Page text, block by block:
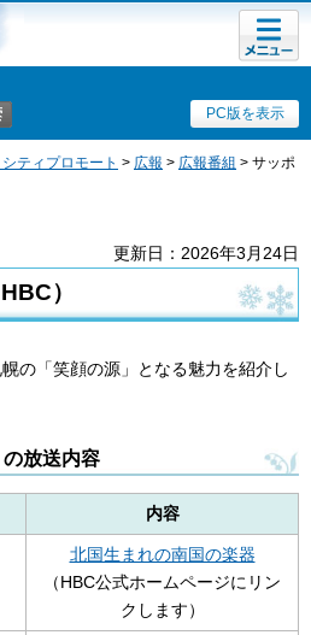
PC版を表示
メニュ
ー
ティプロモート > 広報 > 広報番組 > サッポ
更新日：2026年3月24日
）
の「笑顔の源」となる魅力を紹介し
放送内容
内容
北国生まれの南国の楽器
（HBC公式ホームページにリン
クします）